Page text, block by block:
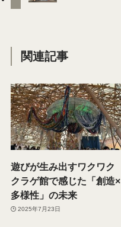
関連記事
遊びが生み出すワクワク
クラゲ館で感じた「創造×
多様性」の未来
2025年7月23日